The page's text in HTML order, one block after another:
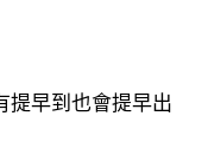
提早到也會提早出